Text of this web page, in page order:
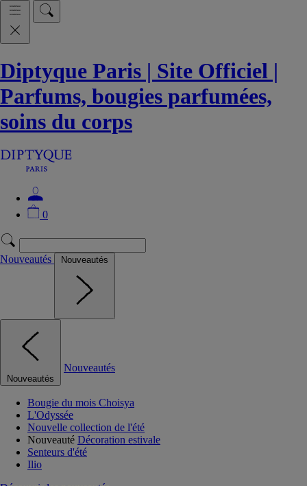
Diptyque Paris | Site Officiel |
Parfums, bougies parfumées,
soins du corps
0
Nouveautés Nouveautés
Nouveautés
Nouveautés
Bougie du mois Choisya
L'Odyssée
Nouvelle collection de l'été
Nouveauté Décoration estivale
Senteurs d'été
Ilio